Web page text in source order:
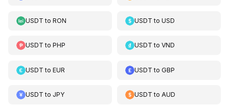
USDT to RON USDT toUSD
USDT to PHP USDT toVND
USDT to EUR USDT toGBP
USDT to JPY USDT toAUD